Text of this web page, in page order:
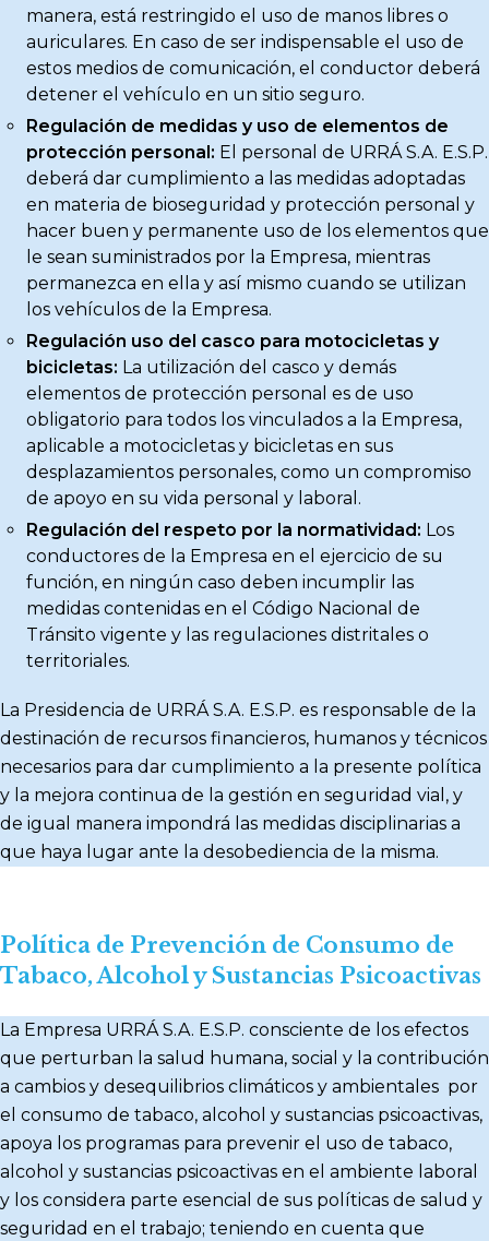
manera, está restringido el uso de manos libres o
auriculares. En caso de ser indispensable el uso de
estos medios de comunicación, el conductor deberá
detener el vehículo en un sitio seguro.
Regulación de medidas y uso de elementos de
protección personal: El personal de URRÁ S.A. E.S.P.
deberá dar cumplimiento a las medidas adoptadas
en materia de bioseguridad y protección personal y
hacer buen y permanente uso de los elementos que
le sean suministrados por la Empresa, mientras
permanezca en ella y así mismo cuando se utilizan
los vehículos de la Empresa.
Regulación uso del casco para motocicletas y
bicicletas: La utilización del casco y demás
elementos de protección personal es de uso
obligatorio para todos los vinculados a la Empresa,
aplicable a motocicletas y bicicletas en sus
desplazamientos personales, como un compromiso
de apoyo en su vida personal y laboral.
Regulación del respeto por la normatividad: Los
conductores de la Empresa en el ejercicio de su
función, en ningún caso deben incumplir las
medidas contenidas en el Código Nacional de
Tránsito vigente y las regulaciones distritales o
territoriales.
La Presidencia de URRÁ S.A. E.S.P. es responsable de la
destinación de recursos financieros, humanos y técnicos
necesarios para dar cumplimiento a la presente política
y la mejora continua de la gestión en seguridad vial, y
de igual manera impondrá las medidas disciplinarias a
que haya lugar ante la desobediencia de la misma.
Política de Prevención de Consumo de
Tabaco, Alcohol y Sustancias Psicoactivas
La Empresa URRÁ S.A. E.S.P. consciente de los efectos
que perturban la salud humana, social y la contribución
a cambios y desequilibrios climáticos y ambientales por
el consumo de tabaco, alcohol y sustancias psicoactivas,
apoya los programas para prevenir el uso de tabaco,
alcohol y sustancias psicoactivas en el ambiente laboral
y los considera parte esencial de sus políticas de salud y
seguridad en el trabajo; teniendo en cuenta que